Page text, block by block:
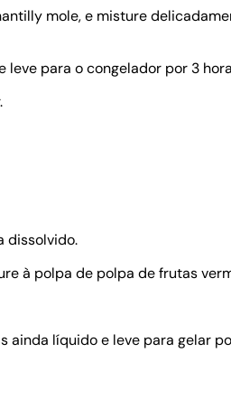
mole, e misture
para o congelador por 3
dissolvido.
à polpa de polpa de frutas
líquido e leve para gelar